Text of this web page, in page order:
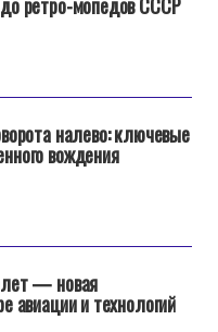
налево: ключевые
вождения
— новая
авиации и технологий